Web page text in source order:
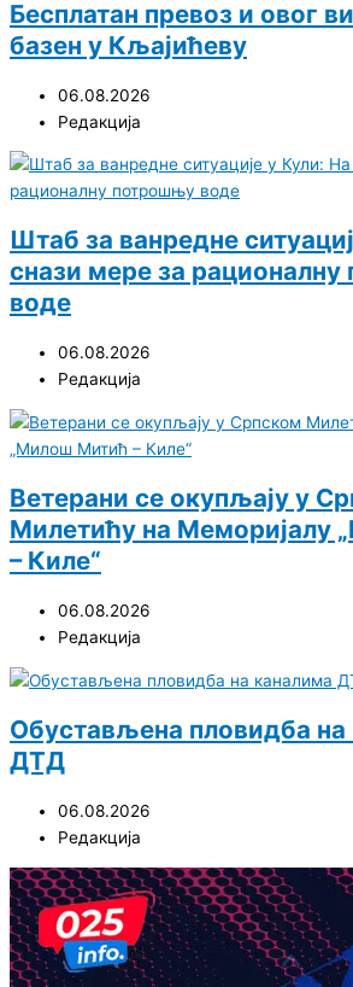
Бесплатан превоз и овог
базен у Кљајићеву
06.08.2026
Редакција
Штаб за ванредне
снази мере за
воде
06.08.2026
Редакција
Ветерани се окупљају у
Милетићу на Меморијалу
– Киле“
06.08.2026
Редакција
Обустављена пловидба на
ДТД
06.08.2026
Редакција